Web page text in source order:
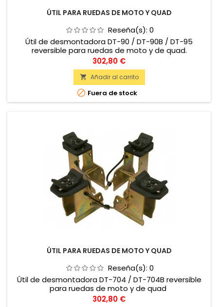
ÚTIL PARA RUEDAS DE MOTO Y QUAD
Reseña(s): 0
Útil de desmontadora DT-90 / DT-90B / DT-95
reversible para ruedas de moto y de quad.
Precio
302,80 €
 Añadir al carrito
 Fuera de stock
ÚTIL PARA RUEDAS DE MOTO Y QUAD
Reseña(s): 0
Útil de desmontadora DT-704 / DT-704B reversible
para ruedas de moto y de quad
Precio
302,80 €